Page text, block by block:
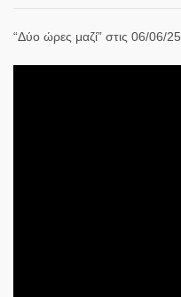
“Δύο ώρες μαζί” στις 06/06/25